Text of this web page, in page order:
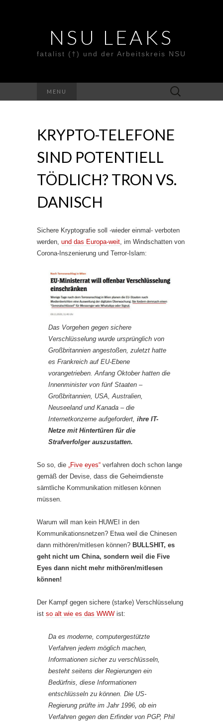
NSU LEAKS
fatalist (†) und der Arbeitskreis NSU
MENU
Suche
nach:
KRYPTO-TELEFONE
SIND POTENTIELL
TÖDLICH? TRON VS.
DANISCH
Sichere Kryptografie soll -wieder einmal- verboten
werden, und das Europa-weit, im Windschatten von
Corona-Inszenierung und Terror-Islam:
Das Vorgehen gegen sichere
Verschlüsselung wurde ursprünglich von
Großbritannien angestoßen, zuletzt hatte
es Frankreich auf EU-Ebene
vorangetrieben. Anfang Oktober hatten die
Innenminister von fünf Staaten –
Großbritannien, USA, Australien,
Neuseeland und Kanada – die
Internetkonzerne aufgefordert, ihre IT-
Netze mit Hintertüren für die
Strafverfolger auszustatten.
So so, die „Five eyes“ verfahren doch schon lange
gemäß der Devise, dass die Geheimdienste
sämtliche Kommunikation mitlesen können
müssen.
Warum will man kein HUWEI in den
Kommunikationsnetzen? Etwa weil die Chinesen
dann mithören/mitlesen können? BULLSHIT, es
geht nicht um China, sondern weil die Five
Eyes dann nicht mehr mithören/mitlesen
können!
Der Kampf gegen sichere (starke) Verschlüsselung
ist so alt wie es das WWW ist:
Da es moderne, computergestützte
Verfahren jedem möglich machen,
Informationen sicher zu verschlüsseln,
besteht seitens der Regierungen ein
Bedürfnis, diese Informationen
entschlüsseln zu können. Die US-
Regierung prüfte im Jahr 1996, ob ein
Verfahren gegen den Erfinder von PGP, Phil